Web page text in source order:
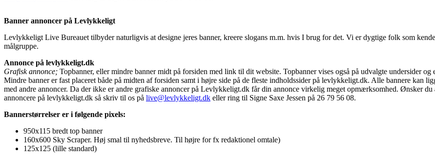
Banner annoncer på Levlykkeligt
Levlykkeligt Live Bureauet tilbyder naturligvis at designe jeres banner, kreere slogans m.m. hvis I brug for det. Vi er dygtige folk som
målgruppe.
Annonce på levlykkeligt.dk
Grafisk annonce; Topbanner, eller mindre banner midt på forsiden med link til dit website. Topbanner vises også på udvalgte undersider og
Mindre banner er fast placeret både på midten af forsiden samt i højre side på de fleste indholdssider på levlykkeligt.dk. Alle bannere kan
med andre annoncer. Da der ikke er andre grafiske annoncer på Levlykkeligt.dk får din annonce virkelig meget opmærksomhed. Ønsker du
annoncere på levlykkeligt.dk så skriv til os på live@levlykkeligt.dk eller ring til Signe Saxe Jessen på 26 79 56 08.
Bannerstørrelser er i følgende pixels:
950x115 bredt top banner
160x600 Sky Scraper. Høj smal til nyhedsbreve. Til højre for fx redaktionel omtale)
125x125 (lille standard)